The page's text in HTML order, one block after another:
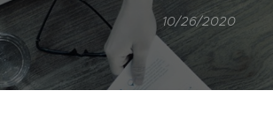
10/26/2020